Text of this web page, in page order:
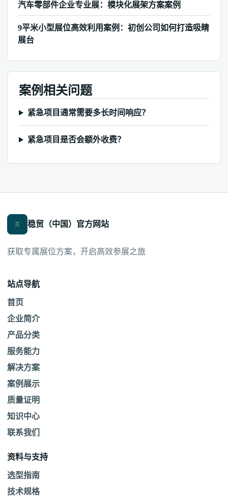
汽车零部件企业专业展：模块化展架方案案例
9平米小型展位高效利用案例：初创公司如何打造吸睛
展台
案例相关问题
紧急项目通常需要多长时间响应？
紧急项目是否会额外收费？
稳贸（中国）官方网站
获取专属展位方案，开启高效参展之旅
站点导航
首页
企业简介
产品分类
服务能力
解决方案
案例展示
质量证明
知识中心
联系我们
资料与支持
选型指南
技术规格